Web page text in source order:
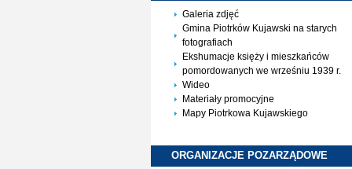
Galeria zdjęć
Gmina Piotrków Kujawski na starych
fotografiach
Ekshumacje księży i mieszkańców
pomordowanych we wrześniu 1939 r.
Wideo
Materiały promocyjne
Mapy Piotrkowa Kujawskiego
ORGANIZACJE POZARZĄDOWE